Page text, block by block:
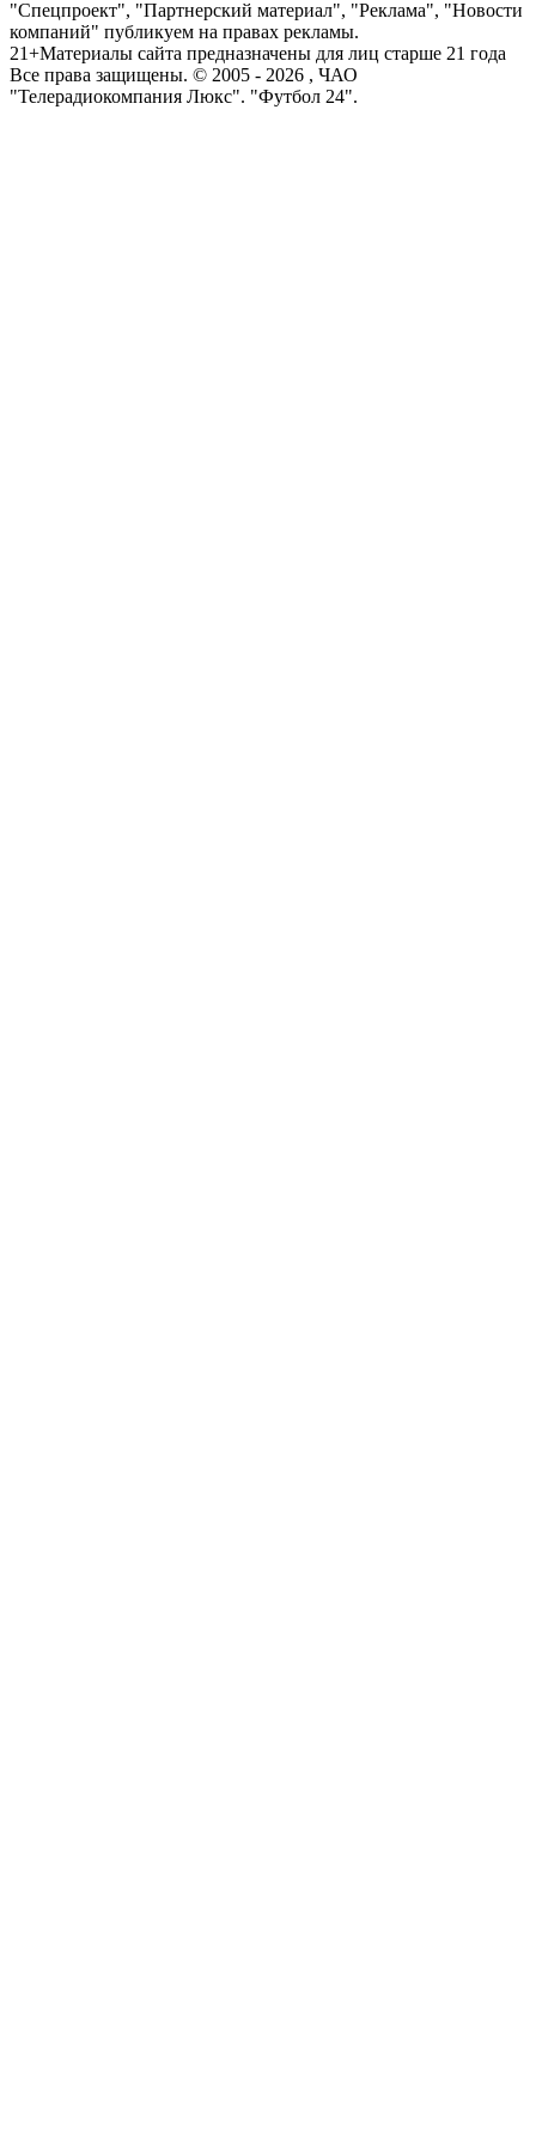
"Спецпроект", "Партнерский материал", "Реклама", "Новости
компаний" публикуем на правах рекламы.
21+Материалы сайта предназначены для лиц старше 21 года
Все права защищены. © 2005 - 2026 , ЧАО
"Телерадиокомпания Люкс". "Футбол 24".